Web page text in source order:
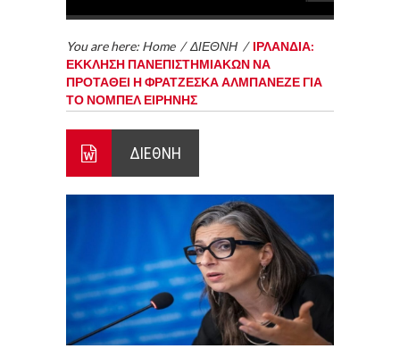
You are here: Home /ΔΙΕΘΝΗ / ΙΡΛΑΝΔΙΑ:
ΕΚΚΛΗΣΗ ΠΑΝΕΠΙΣΤΗΜΙΑΚΩΝ ΝΑ
ΠΡΟΤΑΘΕΙ Η ΦΡΑΤΖΕΣΚΑ ΑΛΜΠΑΝΕΖΕ ΓΙΑ
ΤΟ ΝΟΜΠΕΛ ΕΙΡΗΝΗΣ
ΔΙΕΘΝΗ